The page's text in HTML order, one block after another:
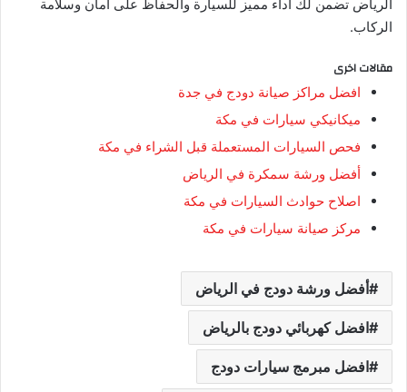
الرياض تضمن لك أداء مميز للسيارة والحفاظ على أمان وسلامة
الركاب.
مقالات اخرى
افضل مراكز صيانة دودج في جدة
ميكانيكي سيارات في مكة
فحص السيارات المستعملة قبل الشراء في مكة
أفضل ورشة سمكرة في الرياض
اصلاح حوادث السيارات في مكة
مركز صيانة سيارات في مكة
أفضل ورشة دودج في الرياض
افضل كهربائي دودج بالرياض
افضل مبرمج سيارات دودج